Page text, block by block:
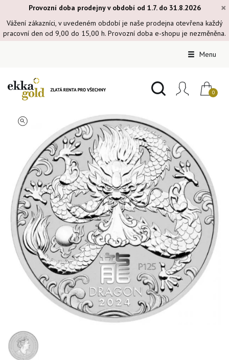
×
Provozní doba prodejny v období od 1.7. do 31.8.2026
Vážení zákazníci, v uvedeném období je naše prodejna otevřena každý
pracovní den od 9,00 do 15,00 h. Provozní doba e-shopu je nezměněna.
Menu